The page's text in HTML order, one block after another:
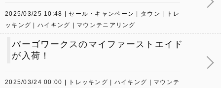
2025/03/25 10:48 セール・キャンペーン タウン
トレ
ッキング
ハイキング マウンテニアリング
パーゴワークスのマイファーストエイド
が入荷！
2025/03/24 00:00 トレッキング ハイキング
マウンテ